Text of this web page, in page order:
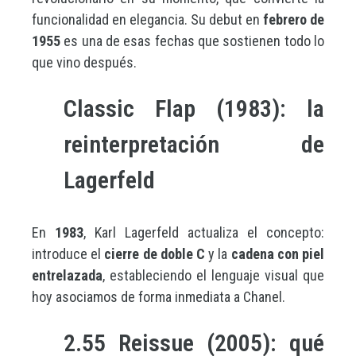
funcionalidad en elegancia. Su debut en febrero de
1955 es una de esas fechas que sostienen todo lo
que vino después.
Classic Flap (1983): la
reinterpretación de
Lagerfeld
En 1983, Karl Lagerfeld actualiza el concepto:
introduce el cierre de doble C y la cadena con piel
entrelazada, estableciendo el lenguaje visual que
hoy asociamos de forma inmediata a Chanel.
2.55 Reissue (2005): qué